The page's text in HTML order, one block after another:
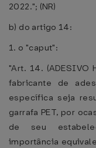
2022."; (NR)
b) do artigo 14:
1. o "caput":
"Art. 14. (ADESIVO
fabricante de
específica seja
garrafa PET, por
de seu
importância